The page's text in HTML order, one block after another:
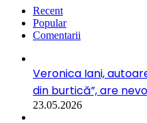
Recent
Popular
Comentarii
Veronica Iani,
din burtică”, are
23.05.2026